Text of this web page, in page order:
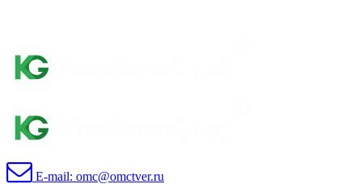
E-mail: omc@omctver.ru